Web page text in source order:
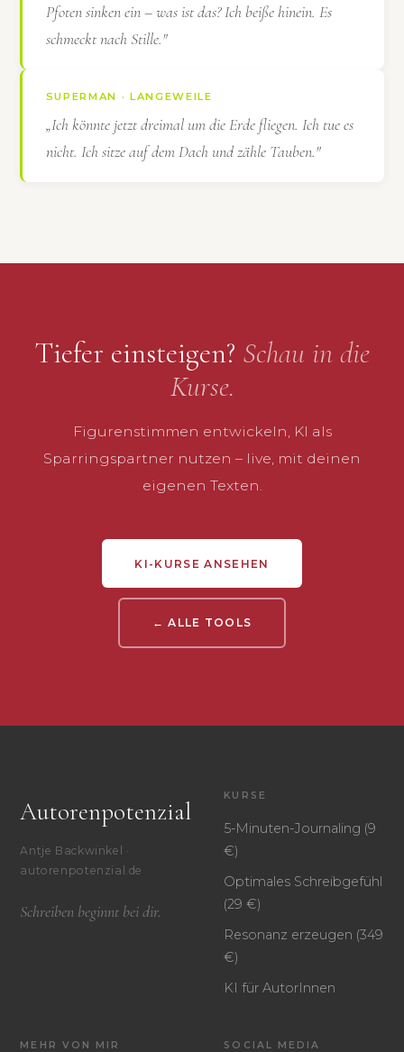
Pfoten sinken ein – was ist das? Ich beiße hinein. Es
schmeckt nach Stille."
SUPERMAN · LANGEWEILE
„Ich könnte jetzt dreimal um die Erde fliegen. Ich tue es
nicht. Ich sitze auf dem Dach und zähle Tauben."
Tiefer einsteigen? Schau in die
Kurse.
Figurenstimmen entwickeln, KI als
Sparringspartner nutzen – live, mit deinen
eigenen Texten.
KI-KURSE ANSEHEN
← ALLE TOOLS
Autorenpotenzial
Antje Backwinkel ·
autorenpotenzial.de
Schreiben beginnt bei dir.
KURSE
5-Minuten-Journaling (9
€)
Optimales Schreibgefühl
(29 €)
Resonanz erzeugen (349
€)
KI für AutorInnen
MEHR VON MIR SOCIAL MEDIA